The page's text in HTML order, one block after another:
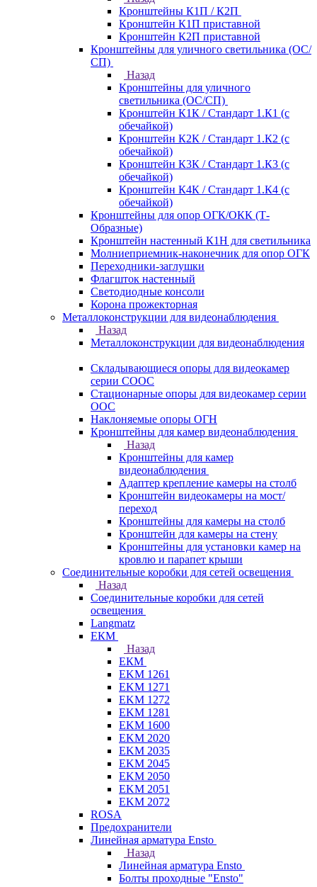
Кронштейны К1П / К2П
Кронштейн К1П приставной
Кронштейн К2П приставной
Кронштейны для уличного светильника (ОС/
СП)
Назад
Кронштейны для уличного
светильника (ОС/СП)
Кронштейн К1К / Стандарт 1.К1 (с
обечайкой)
Кронштейн К2К / Стандарт 1.К2 (с
обечайкой)
Кронштейн К3К / Стандарт 1.К3 (с
обечайкой)
Кронштейн К4К / Стандарт 1.К4 (с
обечайкой)
Кронштейны для опор ОГК/ОКК (Т-
Образные)
Кронштейн настенный К1Н для светильника
Молниеприемник-наконечник для опор ОГК
Переходники-заглушки
Флагшток настенный
Светодиодные консоли
Корона прожекторная
Металлоконструкции для видеонаблюдения
Назад
Металлоконструкции для видеонаблюдения
Складывающиеся опоры для видеокамер
серии СООС
Стационарные опоры для видеокамер серии
ООС
Наклоняемые опоры ОГН
Кронштейны для камер видеонаблюдения
Назад
Кронштейны для камер
видеонаблюдения
Адаптер крепление камеры на столб
Кронштейн видеокамеры на мост/
переход
Кронштейны для камеры на столб
Кронштейн для камеры на стену
Кронштейны для установки камер на
кровлю и парапет крыши
Соединительные коробки для сетей освещения
Назад
Соединительные коробки для сетей
освещения
Langmatz
ЕКМ
Назад
ЕКМ
EKM 1261
EKM 1271
EKM 1272
EKM 1281
EKM 1600
EKM 2020
EKM 2035
EKM 2045
EKM 2050
EKM 2051
EKM 2072
ROSA
Предохранители
Линейная арматура Ensto
Назад
Линейная арматура Ensto
Болты проходные "Ensto"